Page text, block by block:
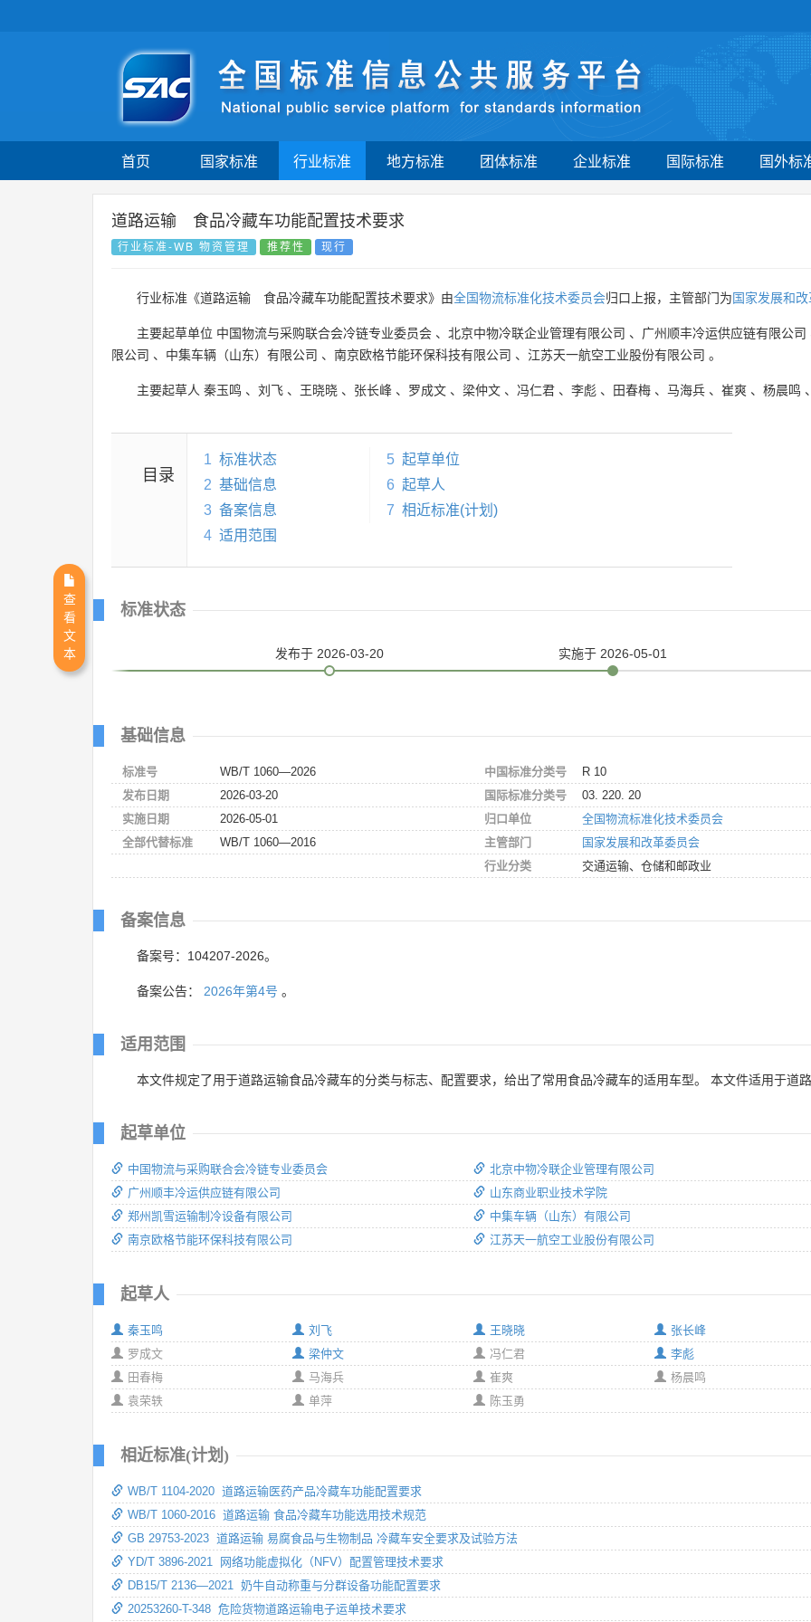
首页 国家标准 行业标准 地方标准 团体标准 企业标准 国际标准 国外标
道路运输 食品冷藏车功能配置技术要求
行业标准-WB 物资管理 推荐性 现行
行业标准《道路运输 食品冷藏车功能配置技术要求》由全国物流标准化技术委员会归口上报，主管部门为国家发展和
主要起草单位 中国物流与采购联合会冷链专业委员会 、 北京中物冷联企业管理有限公司 、 广州顺丰冷运供应链有限公司
限公司 、 中集车辆（山东）有限公司 、 南京欧格节能环保科技有限公司 、 江苏天一航空工业股份有限公司 。
主要起草人 秦玉鸣 、 刘飞 、 王晓晓 、 张长峰 、 罗成文 、 梁仲文 、 冯仁君 、 李彪 、 田春梅 、 马海兵 、 崔爽 、 杨晨鸣
目录
1 标准状态
2 基础信息
3 备案信息
4 适用范围
5 起草单位
6 起草人
7 相近标准(计划)
标准状态
发布于 2026-03-20 实施于 2026-05-01
基础信息
标准号
WB/T 1060—2026
发布日期
2026-03-20
实施日期
2026-05-01
全部代替标准
WB/T 1060—2016
中国标准分类号
R 10
国际标准分类号
03. 220. 20
归口单位
全国物流标准化技术委员会
主管部门
国家发展和改革委员会
行业分类
交通运输、仓储和邮政业
备案信息
备案号：104207-2026。
备案公告： 2026年第4号 。
适用范围
本文件规定了用于道路运输食品冷藏车的分类与标志、配置要求，给出了常用食品冷藏车的适用车型。 本文件适用于道
起草单位
中国物流与采购联合会冷链专业委员会
广州顺丰冷运供应链有限公司
郑州凯雪运输制冷设备有限公司
南京欧格节能环保科技有限公司
北京中物冷联企业管理有限公司
山东商业职业技术学院
中集车辆（山东）有限公司
江苏天一航空工业股份有限公司
起草人
秦玉鸣
刘飞
罗成文
梁仲文
田春梅
马海兵
袁荣轶
单萍
王晓晓
张长峰
冯仁君
李彪
崔爽
杨晨鸣
陈玉勇
相近标准(计划)
WB/T 1104-2020 道路运输医药产品冷藏车功能配置要求
WB/T 1060-2016 道路运输 食品冷藏车功能选用技术规范
GB 29753-2023 道路运输 易腐食品与生物制品 冷藏车安全要求及试验方法
YD/T 3896-2021 网络功能虚拟化（NFV）配置管理技术要求
DB15/T 2136—2021 奶牛自动称重与分群设备功能配置要求
20253260-T-348 危险货物道路运输电子运单技术要求
查
看
文
本